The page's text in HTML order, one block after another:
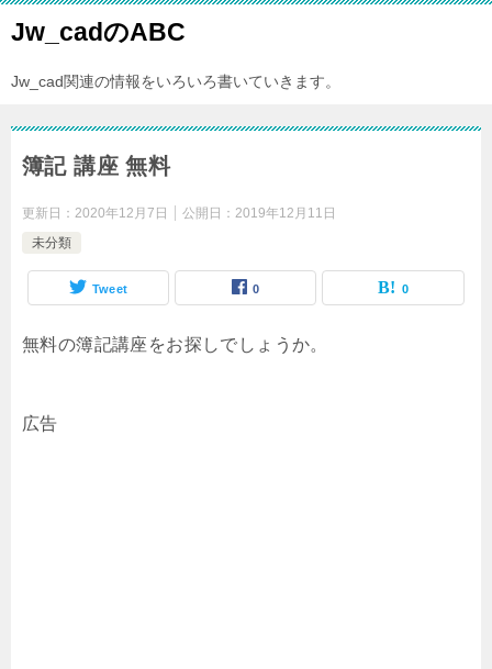
Jw_cadのABC
Jw_cad関連の情報をいろいろ書いていきます。
簿記 講座 無料
更新日： 2020年12月7日 公開日： 2019年12月11日
未分類
Tweet 0 0
無料の簿記講座をお探しでしょうか。
広告